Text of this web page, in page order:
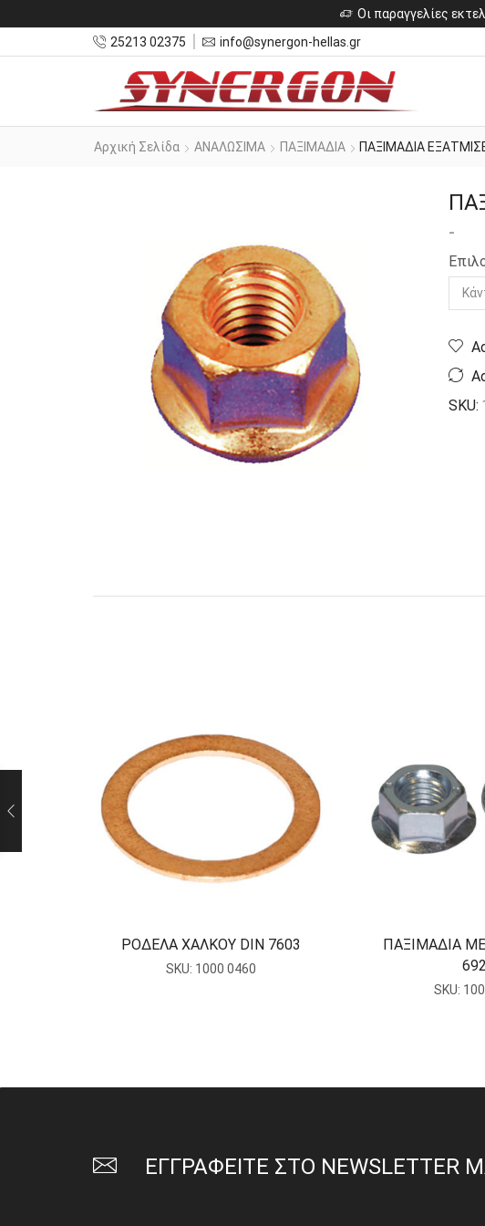
Οι παραγγελίες
25213 02375
info@synergon-hellas.gr
Αρχική Σελίδα ΑΝΑΛΩΣΙΜΑ ΠΑΞΙΜΑΔΙΑ ΠΑΞΙΜΑΔΙΑ
-
SKU:
ΡΟΔΕΛΑ ΧΑΛΚΟΥ DIN 7603
SKU: 1000 0460
ΠΑΞΙΜΑΔΙΑ
SKU:
ΕΓΓΡΑΦΕΙΤΕ ΣΤΟ NEWSLETTER